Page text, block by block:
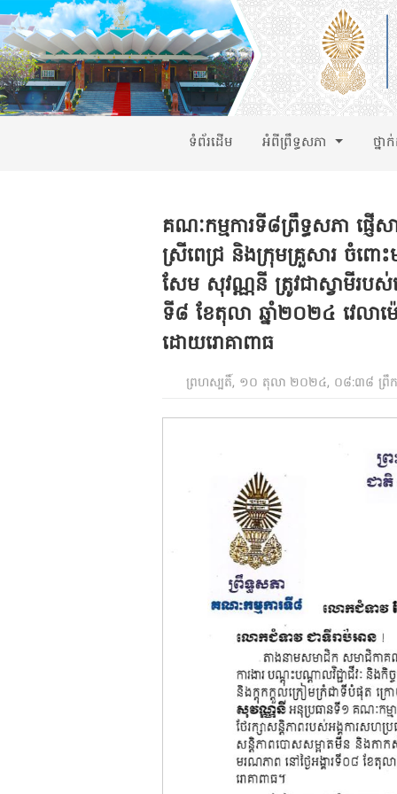
ទំព័រដើម អំពីព្រឹទ្ធសភា ថ្ន
គណៈកម្មការទី៨ព្រឹទ្ធសភា ផ្ញ
ស្រីពេជ្រ និងក្រុមគ្រួសារ ចំព
សែម សុវណ្ណនី ត្រូវជាស្វាមីរប
ទី៨ ខែតុលា ឆ្នាំ២០២៤ វេលាម៉
ដោយរោគាពាធ
ព្រហស្បតិ៍, ១០ តុលា ២០២៤, ០៨:៣៨ ព្រឹក